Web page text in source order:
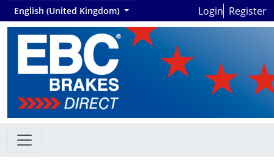
English (United Kingdom) Login Register